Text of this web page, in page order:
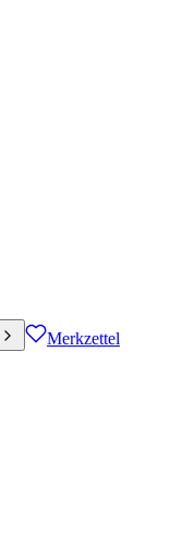
Merkzettel